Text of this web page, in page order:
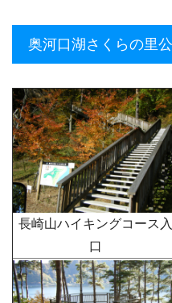
奥河口湖さくらの里
長崎山ハイキングコース入
口